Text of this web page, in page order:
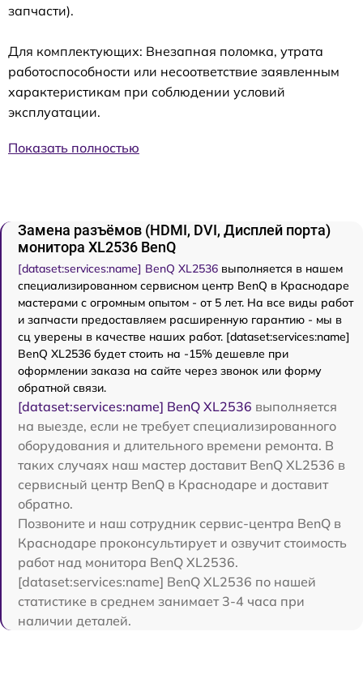
запчасти).
Для комплектующих: Внезапная поломка, утрата
работоспособности или несоответствие заявленным
характеристикам при соблюдении условий
эксплуатации.
Показать полностью
Замена разъёмов (HDMI, DVI, Дисплей порта)
монитора XL2536 BenQ
[dataset:services:name] BenQ XL2536 выполняется в нашем
специализированном сервисном центр BenQ в Краснодаре
мастерами с огромным опытом - от 5 лет. На все виды работ
и запчасти предоставляем расширенную гарантию - мы в
сц уверены в качестве наших работ. [dataset:services:name]
BenQ XL2536 будет стоить на -15% дешевле при
оформлении заказа на сайте через звонок или форму
обратной связи.
[dataset:services:name] BenQ XL2536 выполняется
на выезде, если не требует специализированного
оборудования и длительного времени ремонта. В
таких случаях наш мастер доставит BenQ XL2536 в
сервисный центр BenQ в Краснодаре и доставит
обратно.
Позвоните и наш сотрудник сервис-центра BenQ в
Краснодаре проконсультирует и озвучит стоимость
работ над монитора BenQ XL2536.
[dataset:services:name] BenQ XL2536 по нашей
статистике в среднем занимает 3-4 часа при
наличии деталей.